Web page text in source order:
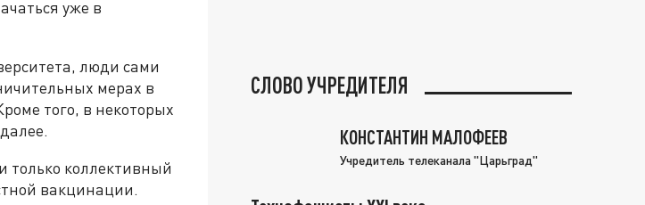
уже в
люди сами
мерах в
того, в некоторых
только коллективный
вакцинации.
СЛОВО УЧРЕДИТЕЛЯ
КОНСТАНТИН МАЛОФЕЕВ
Учредитель телеканала "Царьград"